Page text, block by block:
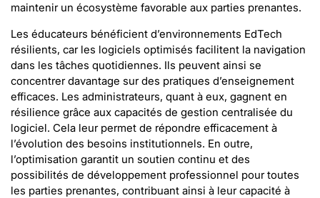
maintenir un écosystème favorable aux parties prenantes.
Les éducateurs bénéficient d’environnements EdTech
résilients, car les logiciels optimisés facilitent la navigation
dans les tâches quotidiennes. Ils peuvent ainsi se
concentrer davantage sur des pratiques d’enseignement
efficaces. Les administrateurs, quant à eux, gagnent en
résilience grâce aux capacités de gestion centralisée du
logiciel. Cela leur permet de répondre efficacement à
l’évolution des besoins institutionnels. En outre,
l’optimisation garantit un soutien continu et des
possibilités de développement professionnel pour toutes
les parties prenantes, contribuant ainsi à leur capacité à